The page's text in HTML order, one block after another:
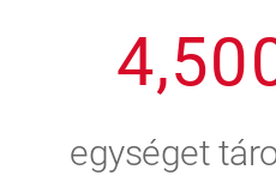
4
5
,5
6
0
egységet